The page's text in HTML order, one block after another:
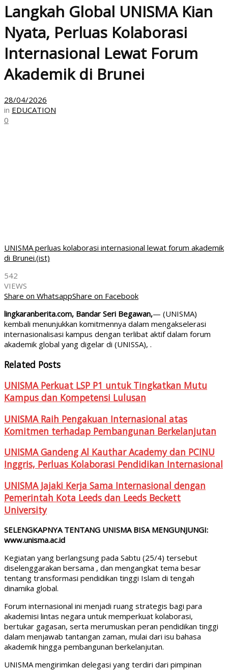
Langkah Global UNISMA Kian
Nyata, Perluas Kolaborasi
Internasional Lewat Forum
Akademik di Brunei
28/04/2026
in EDUCATION
0
UNISMA perluas kolaborasi internasional lewat forum akademik
di Brunei.(ist)
542
VIEWS
Share on WhatsappShare on Facebook
lingkaranberita.com, Bandar Seri Begawan,— (UNISMA)
kembali menunjukkan komitmennya dalam mengakselerasi
internasionalisasi kampus dengan terlibat aktif dalam forum
akademik global yang digelar di (UNISSA), .
Related Posts
UNISMA Perkuat LSP P1 untuk Tingkatkan Mutu
Kampus dan Kompetensi Lulusan
UNISMA Raih Pengakuan Internasional atas
Komitmen terhadap Pembangunan Berkelanjutan
UNISMA Gandeng Al Kauthar Academy dan PCINU
Inggris, Perluas Kolaborasi Pendidikan Internasional
UNISMA Jajaki Kerja Sama Internasional dengan
Pemerintah Kota Leeds dan Leeds Beckett
University
SELENGKAPNYA TENTANG UNISMA BISA MENGUNJUNGI:
www.unisma.ac.id
Kegiatan yang berlangsung pada Sabtu (25/4) tersebut
diselenggarakan bersama , dan mengangkat tema besar
tentang transformasi pendidikan tinggi Islam di tengah
dinamika global.
Forum internasional ini menjadi ruang strategis bagi para
akademisi lintas negara untuk memperkuat kolaborasi,
bertukar gagasan, serta merumuskan peran pendidikan tinggi
dalam menjawab tantangan zaman, mulai dari isu bahasa
akademik hingga pembangunan berkelanjutan.
UNISMA mengirimkan delegasi yang terdiri dari pimpinan